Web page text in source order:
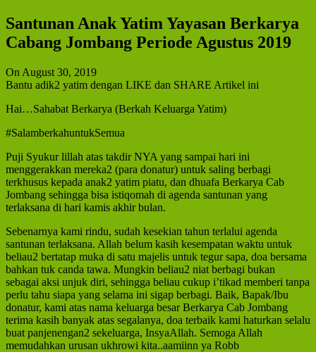
Santunan Anak Yatim Yayasan Berkarya
Cabang Jombang Periode Agustus 2019
On August 30, 2019
Bantu adik2 yatim dengan LIKE dan SHARE Artikel ini
Hai…Sahabat Berkarya (Berkah Keluarga Yatim)
#SalamberkahuntukSemua
Puji Syukur lillah atas takdir NYA yang sampai hari ini
menggerakkan mereka2 (para donatur) untuk saling berbagi
terkhusus kepada anak2 yatim piatu, dan dhuafa Berkarya Cab
Jombang sehingga bisa istiqomah di agenda santunan yang
terlaksana di hari kamis akhir bulan.
Sebenarnya kami rindu, sudah kesekian tahun terlalui agenda
santunan terlaksana. Allah belum kasih kesempatan waktu untuk
beliau2 bertatap muka di satu majelis untuk tegur sapa, doa bersama
bahkan tuk canda tawa. Mungkin beliau2 niat berbagi bukan
sebagai aksi unjuk diri, sehingga beliau cukup i’tikad memberi tanpa
perlu tahu siapa yang selama ini sigap berbagi. Baik, Bapak/Ibu
donatur, kami atas nama keluarga besar Berkarya Cab Jombang
terima kasih banyak atas segalanya, doa terbaik kami haturkan selalu
buat panjenengan2 sekeluarga, InsyaAllah. Semoga Allah
memudahkan urusan ukhrowi kita..aamiinn ya Robb